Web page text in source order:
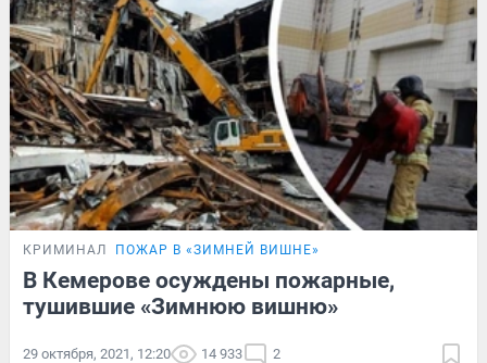
КРИМИНАЛ ПОЖАР В «ЗИМНЕЙ ВИШНЕ»
В Кемерове осуждены пожарные,
тушившие «Зимнюю вишню»
29 октября, 2021, 12:20 14 933 2